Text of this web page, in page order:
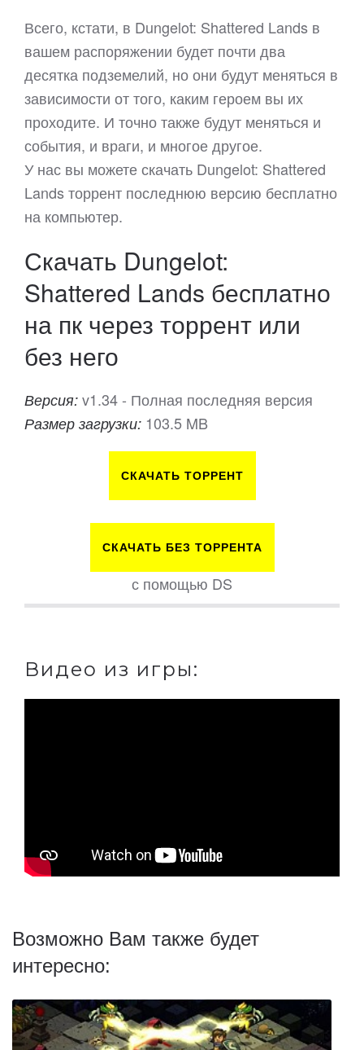
Всего, кстати, в Dungelot: Shattered Lands в
вашем распоряжении будет почти два
десятка подземелий, но они будут меняться в
зависимости от того, каким героем вы их
проходите. И точно также будут меняться и
события, и враги, и многое другое.
У нас вы можете скачать Dungelot: Shattered
Lands торрент последнюю версию бесплатно
на компьютер.
Скачать Dungelot:
Shattered Lands бесплатно
на пк через торрент или
без него
Версия: v1.34 - Полная последняя версия
Размер загрузки: 103.5 MB
СКАЧАТЬ ТОРРЕНТ
СКАЧАТЬ БЕЗ ТОРРЕНТА
с помощью DS
Видео из игры:
Возможно Вам также будет
интересно: